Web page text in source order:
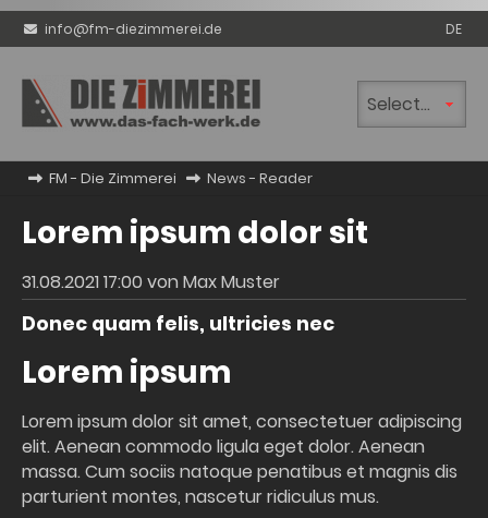
info@fm-diezimmerei.de DE
Zielseite
FM - Die Zimmerei News - Reader
Lorem ipsum dolor sit
31.08.2021 17:00 von Max Muster
Donec quam felis, ultricies nec
Lorem ipsum
Lorem ipsum dolor sit amet, consectetuer adipiscing
elit. Aenean commodo ligula eget dolor. Aenean
massa. Cum sociis natoque penatibus et magnis dis
parturient montes, nascetur ridiculus mus.